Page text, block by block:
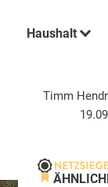
Haushalt
Timm